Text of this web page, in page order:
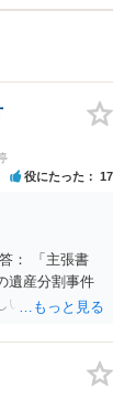
役にたった 17
： 「主張書
遺産分割事件
いと思う、亡
情に関連して
できます。も
非開示の希